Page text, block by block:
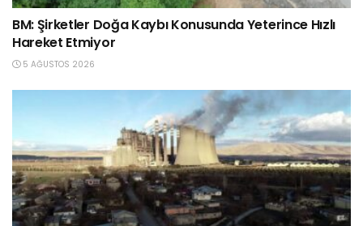
BM: Şirketler Doğa Kaybı Konusunda Yeterince Hızlı
Hareket Etmiyor
5 AĞUSTOS 2026